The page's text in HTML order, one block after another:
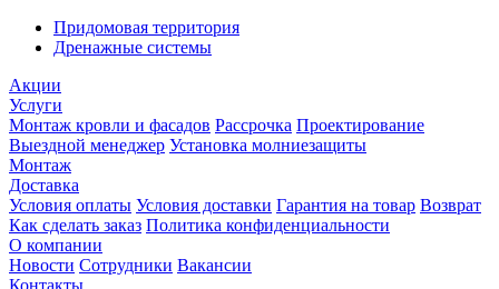
Придомовая территория
Дренажные системы
Акции
Услуги
Монтаж кровли и фасадов Рассрочка Проектирование
Выездной менеджер Установка молниезащиты
Монтаж
Доставка
Условия оплаты Условия доставки Гарантия на товар Возврат
Как сделать заказ Политика конфиденциальности
О компании
Новости Сотрудники Вакансии
Контакты